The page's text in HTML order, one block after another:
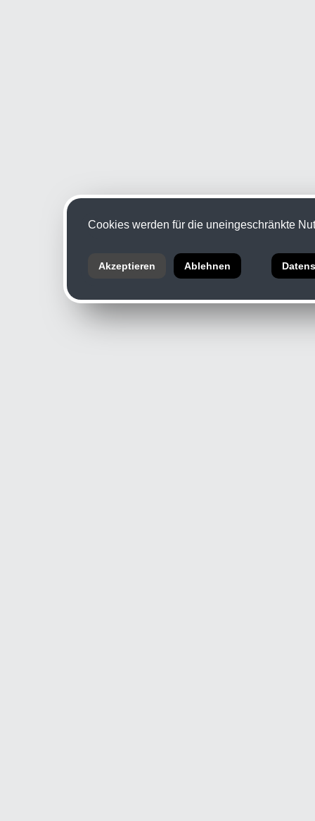
Cookies werden für die uneingeschränkte
Akzeptieren Ablehnen